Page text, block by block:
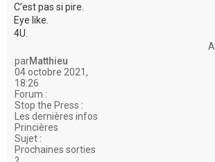
C’est pas si pire.
Eye like.
4U.
parMatthieu
04 octobre 2021,
18:26
Forum :
Stop the Press :
Les dernières infos
Princières
Sujet :
Prochaines sorties